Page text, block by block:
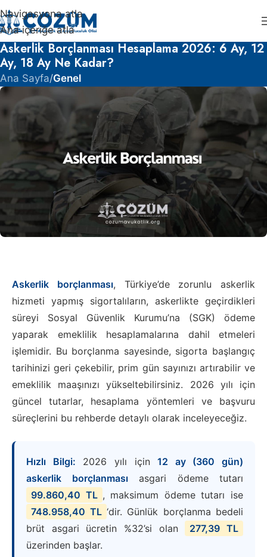
Navigasyona atla
Ana içeriğe atla
Askerlik Borçlanması Hesaplama 2026: 6 Ay, 12
Ay, 18 Ay Ne Kadar?
Ana Sayfa/Genel
Askerlik borçlanması, Türkiye’de zorunlu askerlik
hizmeti yapmış sigortalıların, askerlikte geçirdikleri
süreyi Sosyal Güvenlik Kurumu’na (SGK) ödeme
yaparak emeklilik hesaplamalarına dahil etmeleri
işlemidir. Bu borçlanma sayesinde, sigorta başlangıç
tarihinizi geri çekebilir, prim gün sayınızı artırabilir ve
emeklilik maaşınızı yükseltebilirsiniz. 2026 yılı için
güncel tutarlar, hesaplama yöntemleri ve başvuru
süreçlerini bu rehberde detaylı olarak inceleyeceğiz.
Hızlı Bilgi: 2026 yılı için12 ay (360 gün)
askerlik borçlanmasıasgari ödeme tutarı
99.860,40 TL , maksimum ödeme tutarı ise
748.958,40 TL ‘dir. Günlük borçlanma bedeli
brüt asgari ücretin %32’si olan
277,39 TL
üzerinden başlar.